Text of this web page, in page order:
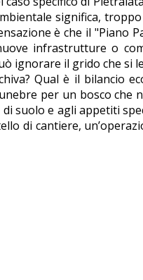
significa,
è che il "Piano
infrastrutture o
ignorare il grido che si
Qual è il bilancio
per un bosco che
suolo e agli appetiti
di cantiere,